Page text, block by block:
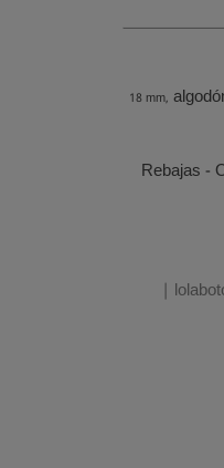
18 mm
Rebajas -
|